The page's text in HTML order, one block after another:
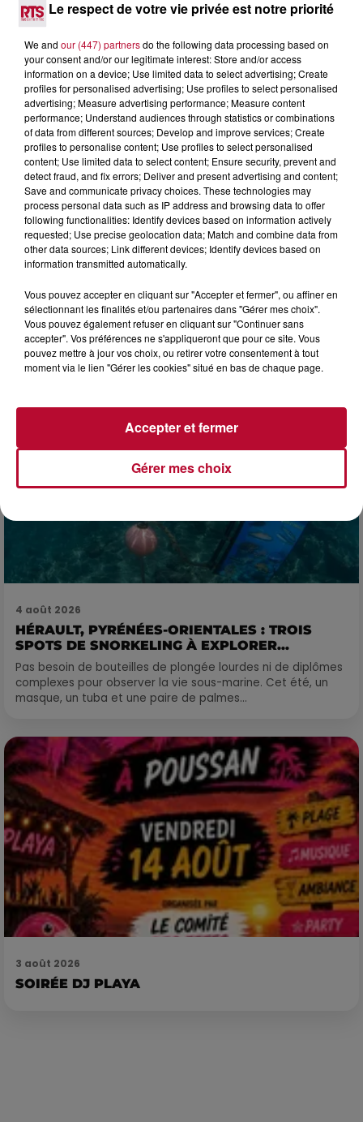
Après un franc succès l'été dernier, le spectacle « Le Rêve
du gladiateur » revient illuminer l'amphithéâtre romain les 6,
7 et 8 août. Une fresque nocturne...
4 août 2026
FÊTE DE LA POLYNÉSIE À VILLEVEYRAC
4 août 2026
HÉRAULT, PYRÉNÉES-ORIENTALES : TROIS
SPOTS DE SNORKELING À EXPLORER...
Pas besoin de bouteilles de plongée lourdes ni de diplômes
complexes pour observer la vie sous-marine. Cet été, un
masque, un tuba et une paire de palmes...
3 août 2026
SOIRÉE DJ PLAYA
Le respect de votre vie privée est notre priorité
We and our (447) partnersdo the following data processing based on
your consent and/or our legitimate interest: Store and/or access
information on a device; Use limited data to select advertising; Create
profiles for personalised advertising; Use profiles to select personalised
advertising; Measure advertising performance; Measure content
performance; Understand audiences through statistics or combinations
of data from different sources; Develop and improve services; Create
profiles to personalise content; Use profiles to select personalised
content; Use limited data to select content; Ensure security, prevent and
detect fraud, and fix errors; Deliver and present advertising and content;
Save and communicate privacy choices. These technologies may
process personal data such as IP address and browsing data to offer
following functionalities: Identify devices based on information actively
requested; Use precise geolocation data; Match and combine data from
other data sources; Link different devices; Identify devices based on
information transmitted automatically.
Vous pouvez accepter en cliquant sur "Accepter et fermer", ou affiner en
sélectionnant les finalités et/ou partenaires dans "Gérer mes choix".
Vous pouvez également refuser en cliquant sur "Continuer sans
accepter". Vos préférences ne s'appliqueront que pour ce site. Vous
pouvez mettre à jour vos choix, ou retirer votre consentement à tout
moment via le lien "Gérer les cookies" situé en bas de chaque page.
Gérer mes choix
Accepter et fermer